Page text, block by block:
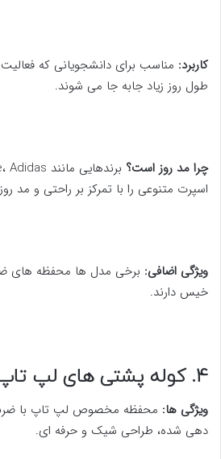
کاربرد: مناسب برای دانشجویانی که
طول روز زیاد جابه جا می شوند.
چرا مد روز است؟
اسپرت متنوعی را با تمرکز بر راحتی و مد
ویژگی اضافی: برخی مدل ها محفظه های
خیس دارند.
4. کوله پشتی های لپ تاپ
ویژگی ها: محفظه مخصوص لپ تاپ با
دهی شده، طراحی شیک و حرفه ای.